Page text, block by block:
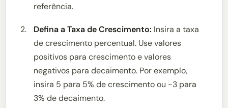
referência.
Defina a Taxa de Crescimento: Insira a taxa
de crescimento percentual. Use valores
positivos para crescimento e valores
negativos para decaimento. Por exemplo,
insira 5 para 5% de crescimento ou -3 para
3% de decaimento.